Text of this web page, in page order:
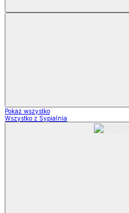
Pokaż wszystko
Wszystko z Sypialnia